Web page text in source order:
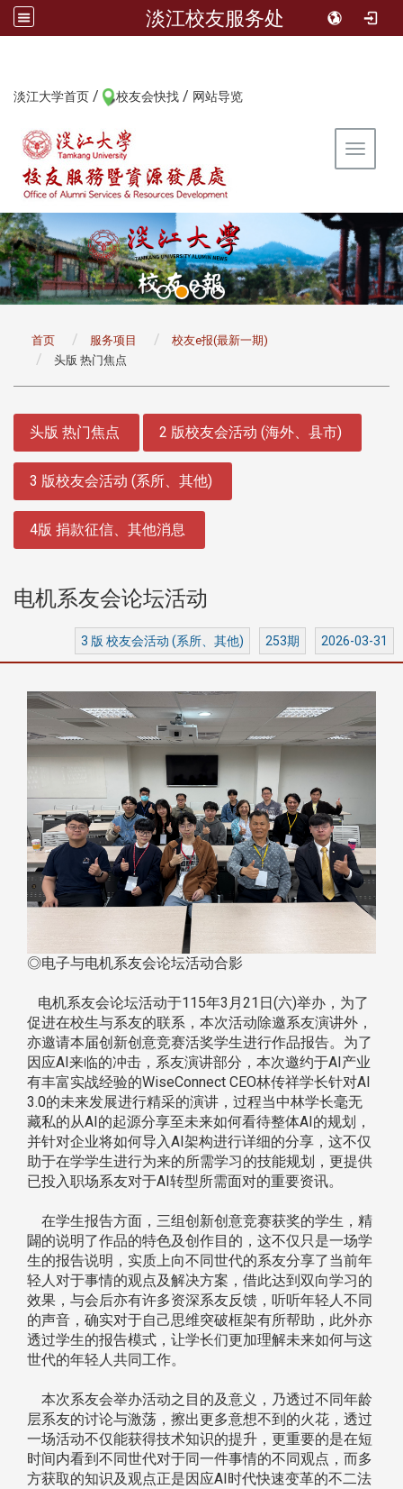
淡江校友服务处
淡江大学首页 / 校友会快找 / 网站导览
Toggle
首页 服务项目
校友e报(最新一期)
头版 热门焦点
头版 热门焦点 2 版校友会活动 (海外、县市)
3 版校友会活动 (系所、其他)
4版 捐款征信、其他消息
​​​​​​​电机系友会论坛活动
3 版 校友会活动 (系所、其他) 253期 2026-03-31
◎电子与电机系友会论坛活动合影
电机系友会论坛活动于115年3月21日(六)举办，为了
促进在校生与系友的联系，本次活动除邀系友演讲外，
亦邀请本届创新创意竞赛活奖学生进行作品报告。为了
因应AI来临的冲击，系友演讲部分，本次邀约于AI产业
有丰富实战经验的WiseConnect CEO林传祥学长针对AI
3.0的未来发展进行精采的演讲，过程当中林学长毫无
藏私的从AI的起源分享至未来如何看待整体AI的规划，
并针对企业将如何导入AI架构进行详细的分享，这不仅
助于在学学生进行为来的所需学习的技能规划，更提供
已投入职场系友对于AI转型所需面对的重要资讯。
在学生报告方面，三组创新创意竞赛获奖的学生，精
闢的说明了作品的特色及创作目的，这不仅只是一场学
生的报告说明，实质上向不同世代的系友分享了当前年
轻人对于事情的观点及解决方案，借此达到双向学习的
效果，与会后亦有许多资深系友反馈，听听年轻人不同
的声音，确实对于自己思维突破框架有所帮助，此外亦
透过学生的报告模式，让学长们更加理解未来如何与这
世代的年轻人共同工作。
本次系友会举办活动之目的及意义，乃透过不同年龄
层系友的讨论与激荡，擦出更多意想不到的火花，透过
一场活动不仅能获得技术知识的提升，更重要的是在短
时间内看到不同世代对于同一件事情的不同观点，而多
方获取的知识及观点正是因应AI时代快速变革的不二法